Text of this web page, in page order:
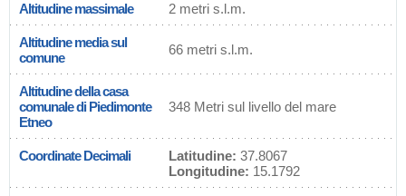
Altitudine massimale 2 metri s.l.m.
Altitudine media sul
comune
66 metri s.l.m.
Altitudine della casa
comunale di Piedimonte
Etneo
348 Metri sul livello del mare
Coordinate Decimali Latitudine: 37.8067
Longitudine: 15.1792